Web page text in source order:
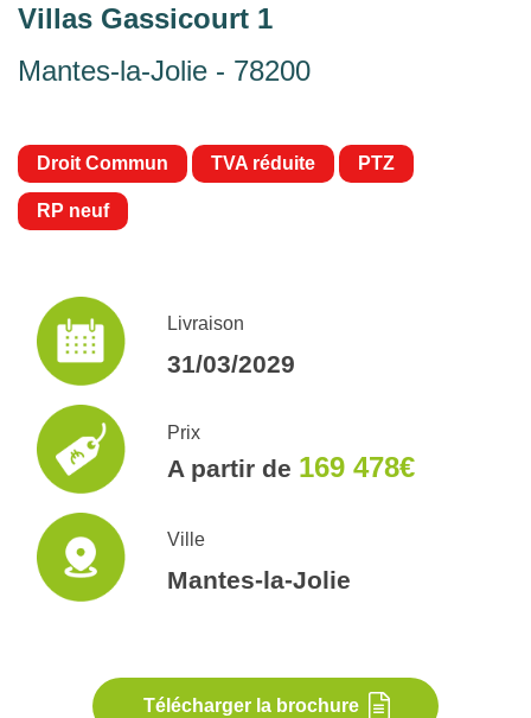
Villas Gassicourt 1
Mantes-la-Jolie - 78200
Droit Commun TVA réduite PTZ
RP neuf
Livraison
31/03/2029
Prix
A partir de 169 478€
Ville
Mantes-la-Jolie
Télécharger la brochure